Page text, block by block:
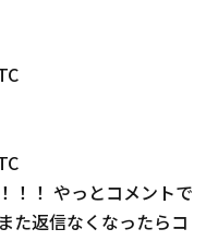
！！ やっとコメントで
た返信なくなったらコ